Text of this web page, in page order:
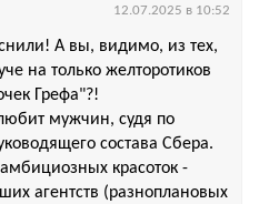
А вы, видимо, из тех,
на только желторотиков
Грефа"?!
мужчин, судя по
состава Сбера.
красоток -
агентств (разноплановых
12.07.2025 в 10:52